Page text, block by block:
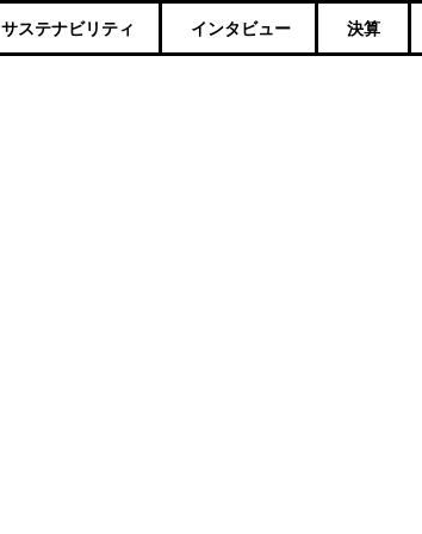
サステナビリティ インタビュー 決算